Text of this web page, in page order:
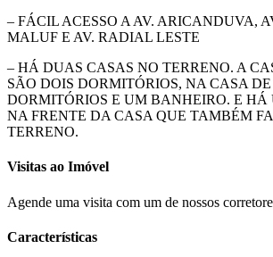
– FÁCIL ACESSO A AV. ARICANDUVA,
MALUF E AV. RADIAL LESTE
– HÁ DUAS CASAS NO TERRENO. A
SÃO DOIS DORMITÓRIOS, NA CASA
DORMITÓRIOS E UM BANHEIRO. E HÁ
NA FRENTE DA CASA QUE TAMBÉM
TERRENO.
Visitas ao Imóvel
Agende uma visita com um de nossos
Características